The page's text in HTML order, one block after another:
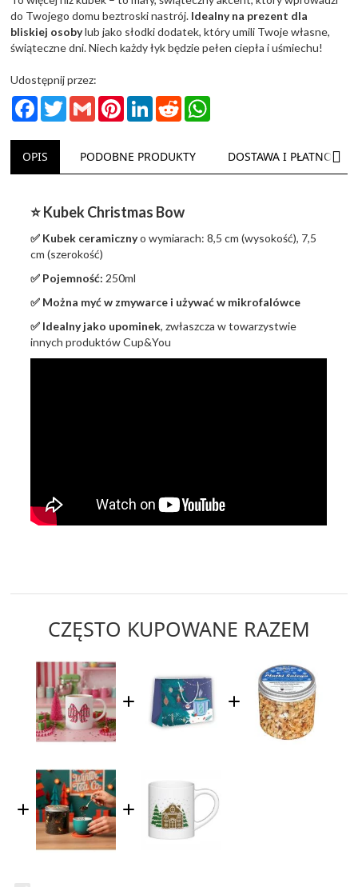
do Twojego domu beztroski nastrój. Idealny na prezent dla
bliskiej osobylub jako słodki dodatek, który umili Twoje własne,
świąteczne dni. Niech każdy łyk będzie pełen ciepła i uśmiechu!
Udostępnij przez:
FacebookTwitterGmail PinterestLinkedInReddit
OPIS PODOBNE PRODUKTY DOSTAWA I PŁATNOŚĆ
⭐️ Kubek Christmas Bow
✅ Kubek ceramicznyo wymiarach: 8,5 cm (wysokość), 7,5
cm (szerokość)
✅ Pojemność: 250ml
✅ Można myć w zmywarce i używać w mikrofalówce
✅ Idealny jako upominek, zwłaszcza w towarzystwie
innych produktów Cup&You
CZĘSTO KUPOWANE RAZEM